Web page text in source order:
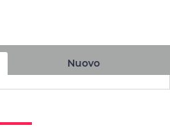
Nuovo